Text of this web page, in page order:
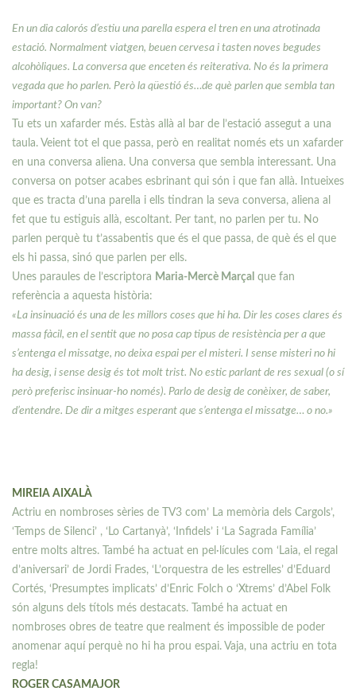
En un dia calorós d’estiu una parella espera el tren en una atrotinada
estació. Normalment viatgen, beuen cervesa i tasten noves begudes
alcohòliques. La conversa que enceten és reiterativa. No és la primera
vegada que ho parlen. Però la qüestió és…de què parlen que sembla tan
important? On van?
Tu ets un xafarder més. Estàs allà al bar de l’estació assegut a una
taula. Veient tot el que passa, però en realitat només ets un xafarder
en una conversa aliena. Una conversa que sembla interessant. Una
conversa on potser acabes esbrinant qui són i que fan allà. Intueixes
que es tracta d’una parella i ells tindran la seva conversa, aliena al
fet que tu estiguis allà, escoltant. Per tant, no parlen per tu. No
parlen perquè tu t’assabentis que és el que passa, de què és el que
els hi passa, sinó que parlen per ells.
Unes paraules de l’escriptora Maria-Mercè Marçal que fan
referència a aquesta història:
«La insinuació és una de les millors coses que hi ha. Dir les coses clares és
massa fàcil, en el sentit que no posa cap tipus de resistència per a que
s’entenga el missatge, no deixa espai per el misteri. I sense misteri no hi
ha desig, i sense desig és tot molt trist. No estic parlant de res sexual (o sí
però preferisc insinuar-ho només). Parlo de desig de conèixer, de saber,
d’entendre. De dir a mitges esperant que s’entenga el missatge… o no.»
MIREIA AIXALÀ
Actriu en nombroses sèries de TV3 com’ La memòria dels Cargols’,
‘Temps de Silenci’ , ‘Lo Cartanyà’, ‘Infidels’ i ‘La Sagrada Família’
entre molts altres. També ha actuat en pel·lícules com ‘Laia, el regal
d’aniversari’ de Jordi Frades, ‘L’orquestra de les estrelles’ d’Eduard
Cortés, ‘Presumptes implicats’ d’Enric Folch o ‘Xtrems’ d’Abel Folk
són alguns dels títols més destacats. També ha actuat en
nombroses obres de teatre que realment és impossible de poder
anomenar aquí perquè no hi ha prou espai. Vaja, una actriu en tota
regla!
ROGER CASAMAJOR